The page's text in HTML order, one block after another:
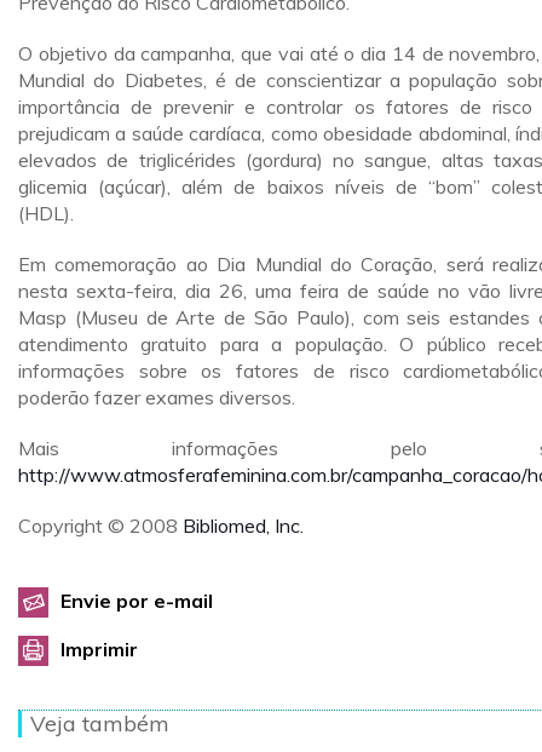
O objetivo da campanha, que vai até o dia 14 de
Mundial do Diabetes, é de conscientizar a população
importância de prevenir e controlar os fatores de risco
prejudicam a saúde cardíaca, como obesidade abdominal,
elevados de triglicérides (gordura) no sangue, altas
glicemia (açúcar), além de baixos níveis de “bom”
(HDL).
Em comemoração ao Dia Mundial do Coração, será
nesta sexta-feira, dia 26, uma feira de saúde no vão
Masp (Museu de Arte de São Paulo), com seis estandes
atendimento gratuito para a população. O público
informações sobre os fatores de risco
poderão fazer exames diversos.
Mais informações pelo
http://www.atmosferafeminina.com.br/campanha_coracao/
Copyright © 2008 Bibliomed, Inc.
Envie por e-mail
Imprimir
Veja também